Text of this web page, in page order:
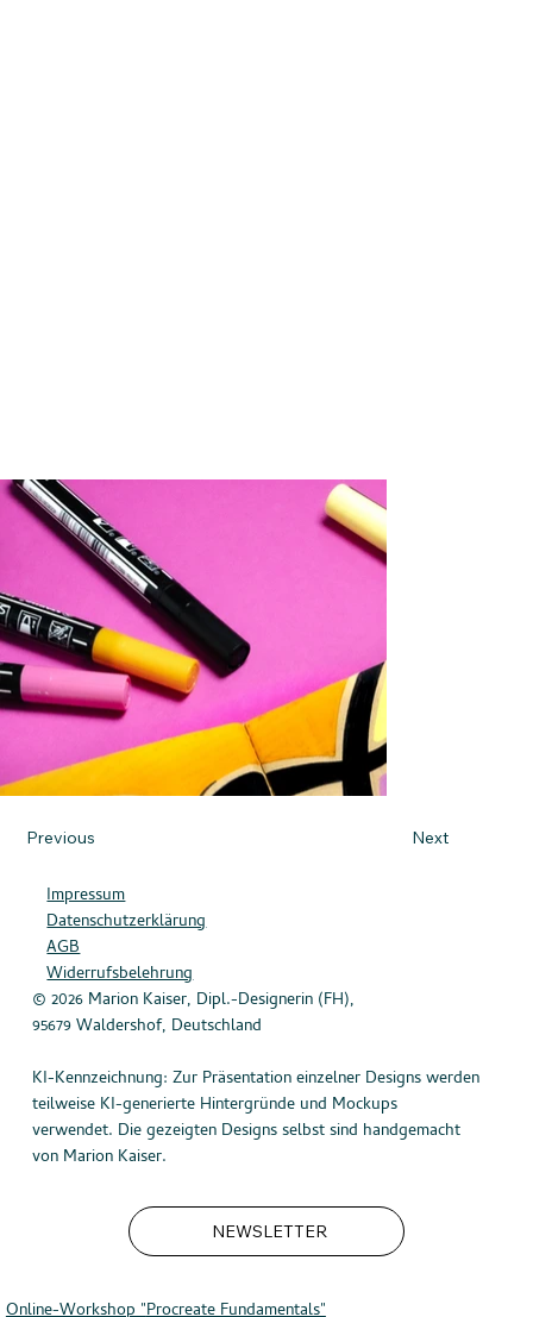
Previous Next
Impressum
Datenschutzerklärung
AGB
Widerrufsbelehrung
© 2026 Marion Kaiser, Dipl.-Designerin (FH),
95679 Waldershof, Deutschland
KI-Kennzeichnung: Zur Präsentation einzelner Designs werden
teilweise KI-generierte Hintergründe und Mockups
verwendet. Die gezeigten Designs selbst sind handgemacht
von Marion Kaiser.
NEWSLETTER
Online-Workshop "Procreate Fundamentals"